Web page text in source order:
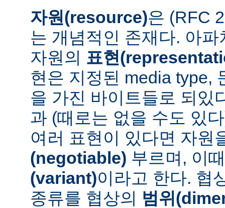
자원(resource)은 (RFC
는 개념적인 존재다. 아
자원의 표현
현은 지정된 media type,
을 가진 바이트들로 되있
과 (때로는 없을 수도 있
여러 표현이 있다면 자원
(negotiable) 부르며, 이
(variant)이라고 한다. 협
종류를 협상의 범위